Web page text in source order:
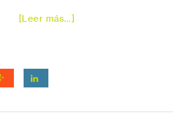
[Leer más…]